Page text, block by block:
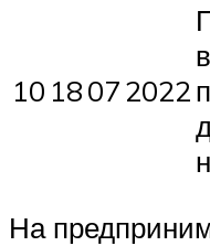
10 18072022
На